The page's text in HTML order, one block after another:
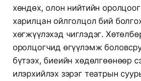
хөндөх, олон нийтийн
харилцан ойлголцол бий
хөгжүүлэхэд чиглэдэг.
оролцогчид өгүүлэмж
бүтээх, биеийн хөдөлгөөнөөр
илэрхийлэх зэрэг театрын